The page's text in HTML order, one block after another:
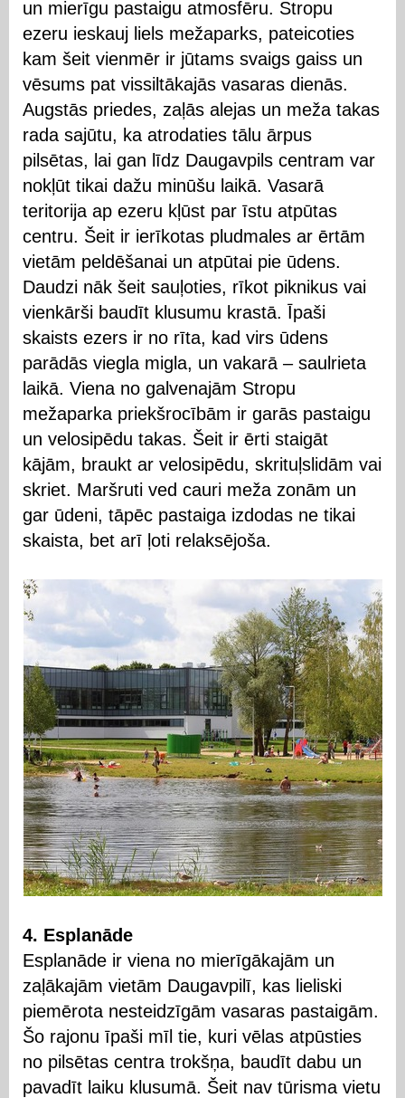
un mierīgu pastaigu atmosfēru. Stropu
ezeru ieskauj liels mežaparks, pateicoties
kam šeit vienmēr ir jūtams svaigs gaiss un
vēsums pat vissiltākajās vasaras dienās.
Augstās priedes, zaļās alejas un meža takas
rada sajūtu, ka atrodaties tālu ārpus
pilsētas, lai gan līdz Daugavpils centram var
nokļūt tikai dažu minūšu laikā. Vasarā
teritorija ap ezeru kļūst par īstu atpūtas
centru. Šeit ir ierīkotas pludmales ar ērtām
vietām peldēšanai un atpūtai pie ūdens.
Daudzi nāk šeit sauļoties, rīkot piknikus vai
vienkārši baudīt klusumu krastā. Īpaši
skaists ezers ir no rīta, kad virs ūdens
parādās viegla migla, un vakarā – saulrieta
laikā. Viena no galvenajām Stropu
mežaparka priekšrocībām ir garās pastaigu
un velosipēdu takas. Šeit ir ērti staigāt
kājām, braukt ar velosipēdu, skrituļslidām vai
skriet. Maršruti ved cauri meža zonām un
gar ūdeni, tāpēc pastaiga izdodas ne tikai
skaista, bet arī ļoti relaksējoša.
4. Esplanāde
Esplanāde ir viena no mierīgākajām un
zaļākajām vietām Daugavpilī, kas lieliski
piemērota nesteidzīgām vasaras pastaigām.
Šo rajonu īpaši mīl tie, kuri vēlas atpūsties
no pilsētas centra trokšņa, baudīt dabu un
pavadīt laiku klusumā. Šeit nav tūrisma vietu